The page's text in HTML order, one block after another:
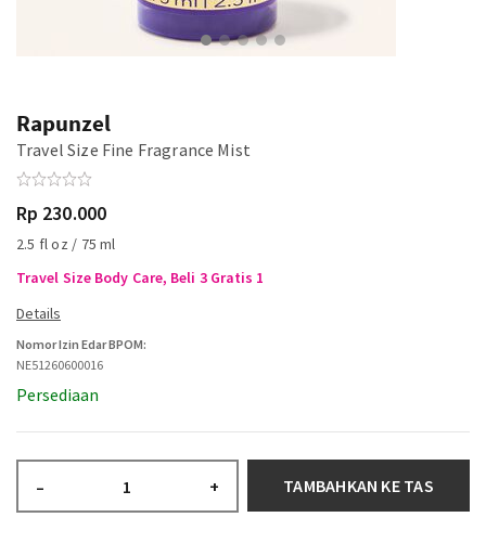
Rapunzel
Travel Size Fine Fragrance Mist
Rp 230.000
2.5 fl oz / 75 ml
Travel Size Body Care, Beli 3 Gratis 1
Nomor Izin Edar BPOM:
NE51260600016
Persediaan
– + TAMBAHKAN KE TAS